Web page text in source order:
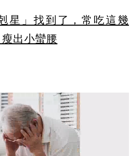
星」找到了，常吃這幾
出小蠻腰